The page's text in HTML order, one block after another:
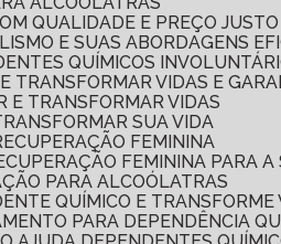
QUALIDADE E PREÇO JUSTO
E SUAS ABORDAGENS
QUÍMICOS
TRANSFORMAR VIDAS E
E TRANSFORMAR VIDAS
SUA VIDA
FEMININA
FEMININA PARA
PARA ALCOÓLATRAS
QUÍMICO E TRANSFORME
PARA DEPENDÊNCIA